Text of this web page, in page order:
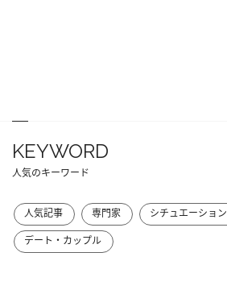
KEYWORD
人気のキーワード
人気記事 専門家 シチュエーション
デート・カップル